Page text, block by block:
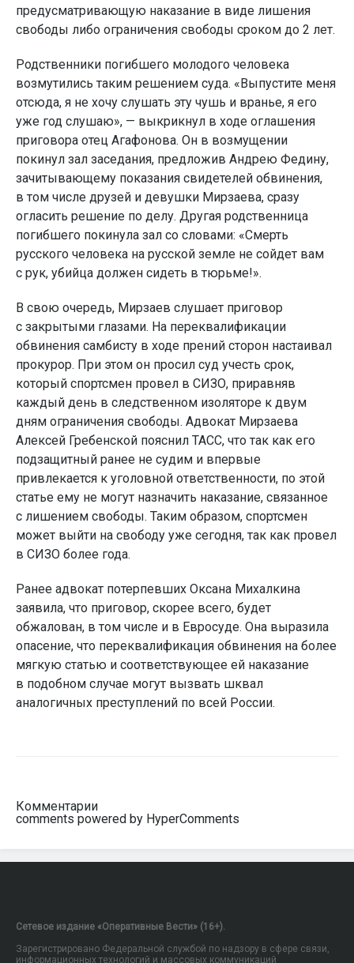
предусматривающую наказание в виде лишения
свободы либо ограничения свободы сроком до 2 лет.
Родственники погибшего молодого человека
возмутились таким решением суда. «Выпустите меня
отсюда, я не хочу слушать эту чушь и вранье, я его
уже год слушаю», — выкрикнул в ходе оглашения
приговора отец Агафонова. Он в возмущении
покинул зал заседания, предложив Андрею Федину,
зачитывающему показания свидетелей обвинения,
в том числе друзей и девушки Мирзаева, сразу
огласить решение по делу. Другая родственница
погибшего покинула зал со словами: «Смерть
русского человека на русской земле не сойдет вам
с рук, убийца должен сидеть в тюрьме!».
В свою очередь, Мирзаев слушает приговор
с закрытыми глазами. На переквалификации
обвинения самбисту в ходе прений сторон настаивал
прокурор. При этом он просил суд учесть срок,
который спортсмен провел в СИЗО, приравняв
каждый день в следственном изоляторе к двум
дням ограничения свободы. Адвокат Мирзаева
Алексей Гребенской пояснил ТАСС, что так как его
подзащитный ранее не судим и впервые
привлекается к уголовной ответственности, по этой
статье ему не могут назначить наказание, связанное
с лишением свободы. Таким образом, спортсмен
может выйти на свободу уже сегодня, так как провел
в СИЗО более года.
Ранее адвокат потерпевших Оксана Михалкина
заявила, что приговор, скорее всего, будет
обжалован, в том числе и в Евросуде. Она выразила
опасение, что переквалификация обвинения на более
мягкую статью и соответствующее ей наказание
в подобном случае могут вызвать шквал
аналогичных преступлений по всей России.
Комментарии
comments powered by HyperComments
Сетевое издание «Оперативные Вести» (16+).
Зарегистрировано Федеральной службой по надзору в сфере связи,
информационных технологий и массовых коммуникаций